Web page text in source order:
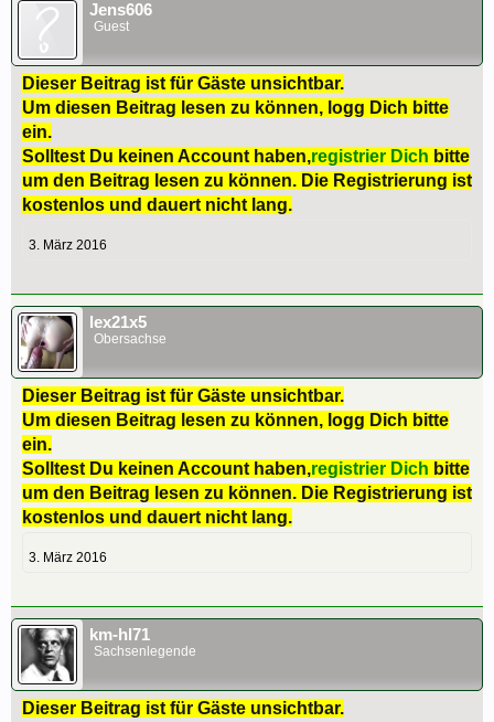
Jens606
Guest
Dieser Beitrag ist für Gäste unsichtbar.
Um diesen Beitrag lesen zu können, logg Dich bitte
ein.
Solltest Du keinen Account haben,registrier Dich bitte
um den Beitrag lesen zu können. Die Registrierung ist
kostenlos und dauert nicht lang.
3. März 2016
lex21x5
Obersachse
Dieser Beitrag ist für Gäste unsichtbar.
Um diesen Beitrag lesen zu können, logg Dich bitte
ein.
Solltest Du keinen Account haben,registrier Dich bitte
um den Beitrag lesen zu können. Die Registrierung ist
kostenlos und dauert nicht lang.
3. März 2016
km-hl71
Sachsenlegende
Dieser Beitrag ist für Gäste unsichtbar.